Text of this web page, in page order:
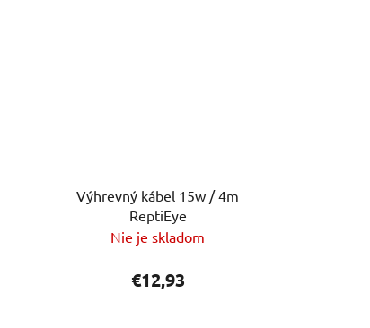
Výhrevný kábel 15w / 4m
ReptiEye
Nie je skladom
€12,93